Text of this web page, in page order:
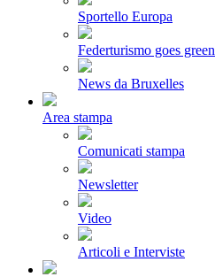
Sportello Europa
Federturismo goes green
News da Bruxelles
Area stampa
Comunicati stampa
Newsletter
Video
Articoli e Interviste